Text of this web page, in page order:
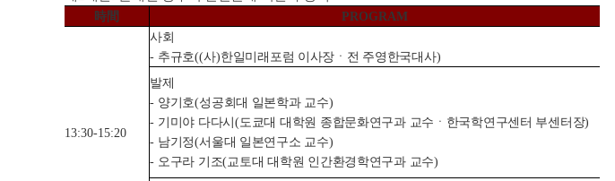
時間 PROGRAM
13:30-15:20
사회
- 추규호((사)한일미래포럼 이사장 ㆍ전 주영한국대사)
발제
- 양기호(성공회대 일본학과 교수)
- 기미야 다다시(도쿄대 대학원 종합문화연구과 교수 ㆍ한국학연구센터 부센터장)
- 남기정(서울대 일본연구소 교수)
- 오구라 기조(교토대 대학원 인간환경학연구과 교수)